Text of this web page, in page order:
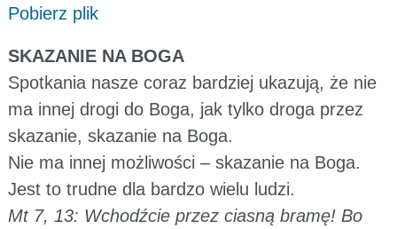
Pobierz plik
SKAZANIE NA BOGA
Spotkania nasze coraz bardziej ukazują, że nie
ma innej drogi do Boga, jak tylko droga przez
skazanie, skazanie na Boga.
Nie ma innej możliwości – skazanie na Boga.
Jest to trudne dla bardzo wielu ludzi.
Mt 7, 13: Wchodźcie przez ciasną bramę! Bo